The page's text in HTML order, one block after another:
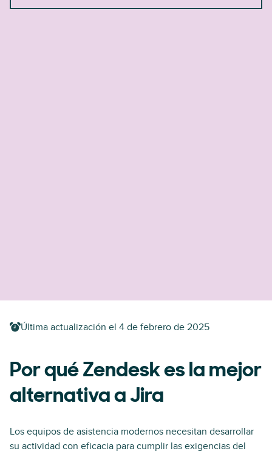
Última actualización el 4 de febrero de 2025
Por qué Zendesk es la mejor
alternativa a Jira
Los equipos de asistencia modernos necesitan desarrollar
su actividad con eficacia para cumplir las exigencias del